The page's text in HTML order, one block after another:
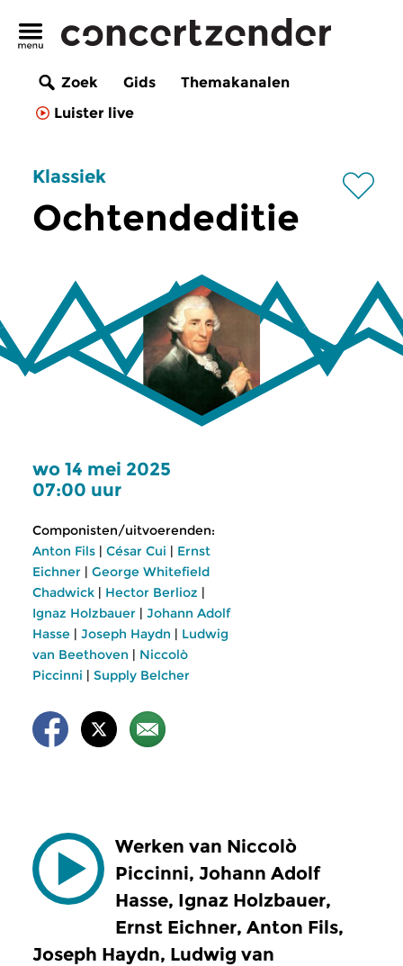
Zoek Gids
Themakanalen
Luister live
Klassiek
Ochtendeditie
wo 14 mei 2025
07:00 uur
Componisten/uitvoerenden:
Anton Fils | César Cui | Ernst
Eichner | George Whitefield
Chadwick | Hector Berlioz |
Ignaz Holzbauer | Johann Adolf
Hasse | Joseph Haydn | Ludwig
van Beethoven | Niccolò
Piccinni | Supply Belcher
Werken van Niccolò
Piccinni, Johann Adolf
Hasse, Ignaz Holzbauer,
Ernst Eichner, Anton Fils,
Joseph Haydn, Ludwig van